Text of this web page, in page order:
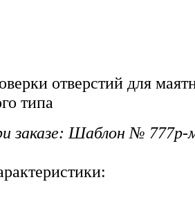
отверстий для
типа
заказе: Шаблон № 777р-